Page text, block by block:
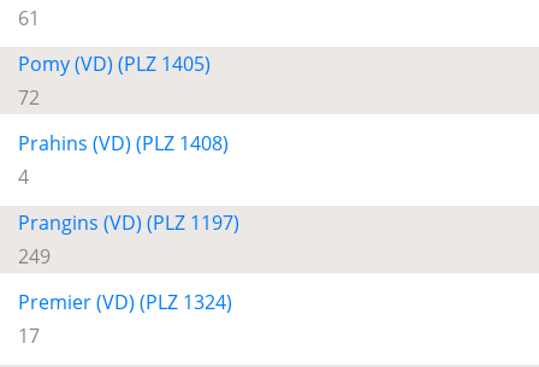
61
Pomy (VD) (PLZ 1405)
72
Prahins (VD) (PLZ 1408)
4
Prangins (VD) (PLZ 1197)
249
Premier (VD) (PLZ 1324)
17